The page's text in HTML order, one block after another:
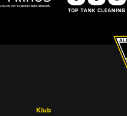
Klub